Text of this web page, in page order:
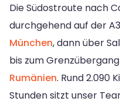
Die Südostroute nach
durchgehend auf der
München, dann über
bis zum
Rumänien. Rund 2.090
Stunden sitzt unser